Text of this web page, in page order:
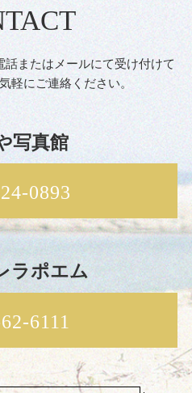
話またはメールにて受け付けて
軽にご連絡ください。
写真館
0893
ラポエム
6111